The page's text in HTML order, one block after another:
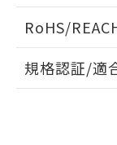
ドすること
RoHS/
EU RoHS 注
規格認証/適